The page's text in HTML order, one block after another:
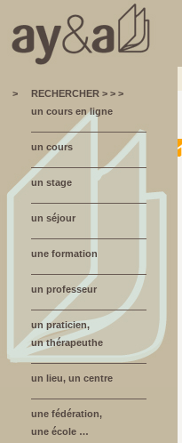
>
RECHERCHER > > >
un cours en ligne
un cours
un stage
un séjour
une formation
un professeur
un praticien,
un thérapeuthe
un lieu, un centre
une fédération,
une école …